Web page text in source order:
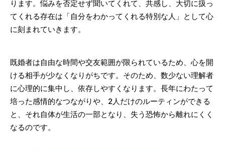
ります。悩みを否定せず聞いてくれて、共感し、大切に扱っ
てくれる存在は「自分をわかってくれる特別な人」として心
に刻まれていきます。
既婚者は自由な時間や交友範囲が限られているため、心を開
ける相手が少なくなりがちです。そのため、数少ない理解者
に心理的に集中し、依存しやすくなります。長年にわたって
培った感情的なつながりや、2人だけのルーティンができる
と、それ自体が生活の一部となり、失う恐怖から離れにくく
なるのです。